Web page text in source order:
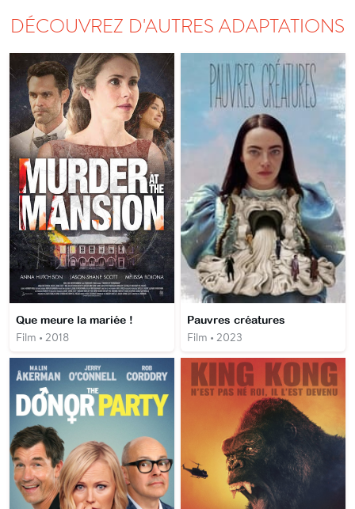
DÉCOUVREZ D'AUTRES ADAPTATIONS
Que meure la mariée !
Film • 2018
Pauvres créatures
Film • 2023